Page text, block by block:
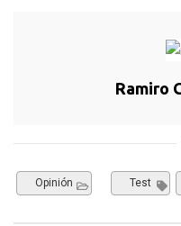
Ramiro
Opinión Test